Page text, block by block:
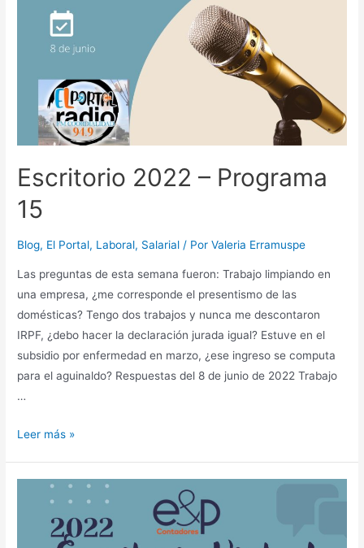
Escritorio 2022 – Programa
15
Blog, El Portal, Laboral, Salarial / PorValeria Erramuspe
Las preguntas de esta semana fueron: Trabajo limpiando en
una empresa, ¿me corresponde el presentismo de las
domésticas? Tengo dos trabajos y nunca me descontaron
IRPF, ¿debo hacer la declaración jurada igual? Estuve en el
subsidio por enfermedad en marzo, ¿ese ingreso se computa
para el aguinaldo? Respuestas del 8 de junio de 2022 Trabajo
…
Escritorio
Leer más »